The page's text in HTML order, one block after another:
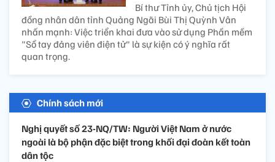
Bí thư Tỉnh ủy, Chủ tịch Hội
đồng nhân dân tỉnh Quảng Ngãi Bùi Thị Quỳnh Vân
nhấn mạnh: Việc triển khai đưa vào sử dụng Phần mềm
"Sổ tay đảng viên điện tử" là sự kiện có ý nghĩa rất
quan trọng.
Chính sách mới
Nghị quyết số 23-NQ/TW: Người Việt Nam ở nước
ngoài là bộ phận đặc biệt trong khối đại đoàn kết toàn
dân tộc